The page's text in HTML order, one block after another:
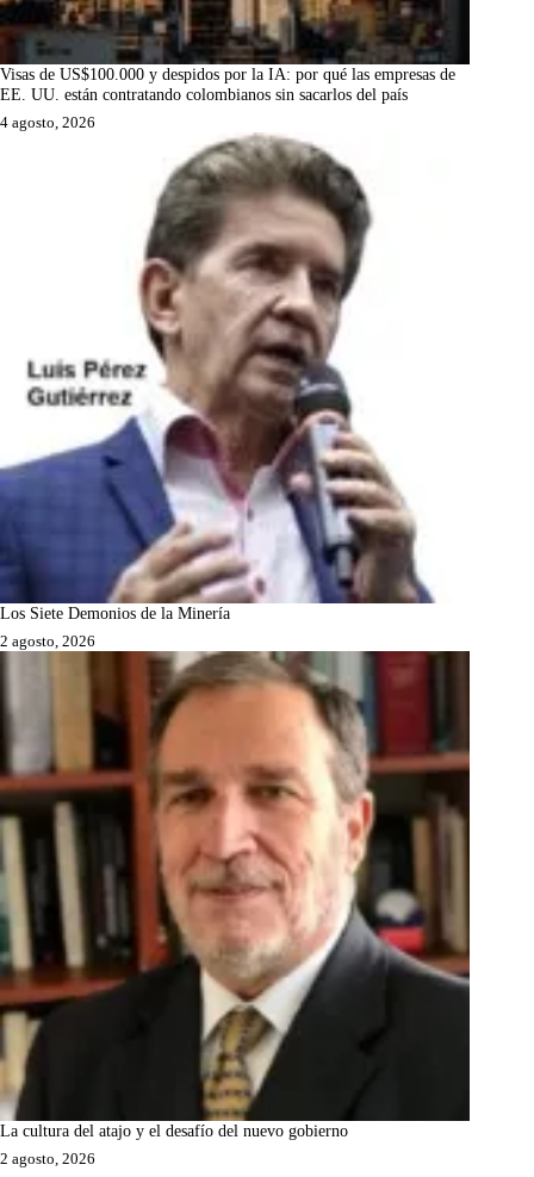
Visas de US$100.000 y despidos por la IA: por qué las empresas de
EE. UU. están contratando colombianos sin sacarlos del país
4 agosto, 2026
Los Siete Demonios de la Minería
2 agosto, 2026
La cultura del atajo y el desafío del nuevo gobierno
2 agosto, 2026